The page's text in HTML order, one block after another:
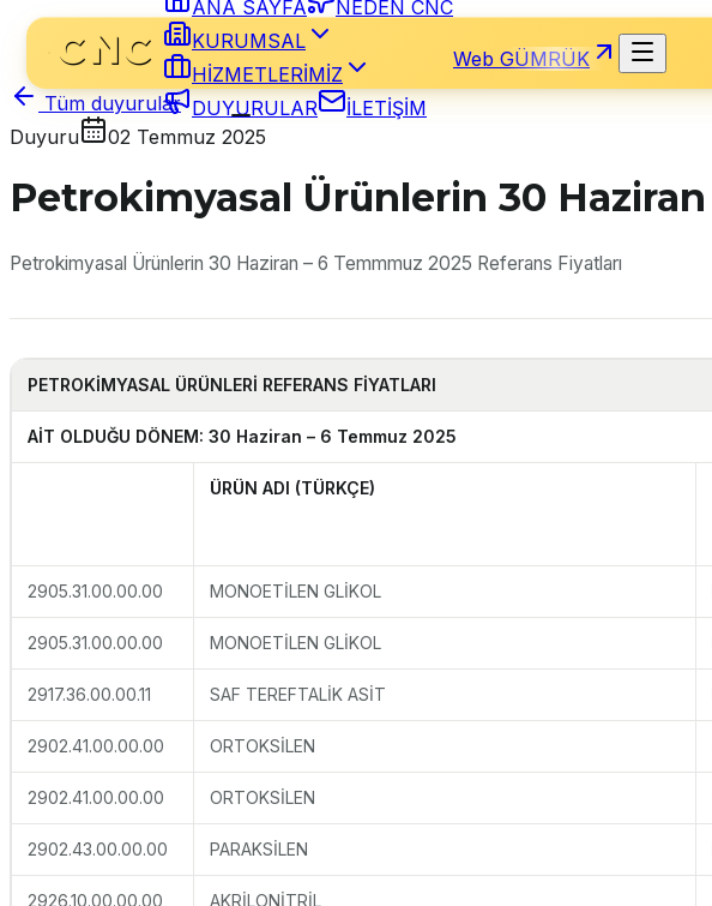
ANA SAYFA
NEDEN CNC
KURUMSAL
HİZMETLERİMİZ
DUYURULAR
İLETİŞİM
Web GÜMRÜK
Tüm duyurular
Duyuru
02 Temmuz 2025
Petrokimyasal Ürünlerin 30
Petrokimyasal Ürünlerin 30 Haziran – 6 Temmmuz 2025 Referans Fiyatları
PETROKİMYASALÜRÜNLERİ REFERANS FİYATLARI
AİT OLDUĞU DÖNEM: 30 Haziran – 6 Temmuz 2025
ÜRÜN ADI (TÜRKÇE)
2905.31.00.00.00 MONOETİLEN GLİKOL
2905.31.00.00.00 MONOETİLEN GLİKOL
2917.36.00.00.11 SAF TEREFTALİK ASİT
2902.41.00.00.00 ORTOKSİLEN
2902.41.00.00.00 ORTOKSİLEN
2902.43.00.00.00 PARAKSİLEN
2926.10.00.00.00 AKRİLONİTRİL